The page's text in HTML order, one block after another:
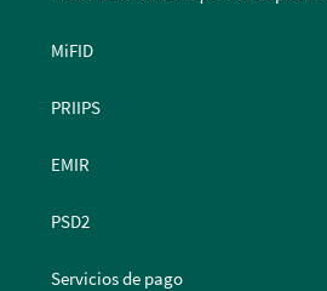
MiFID
PRIIPS
EMIR
PSD2
Servicios de pago